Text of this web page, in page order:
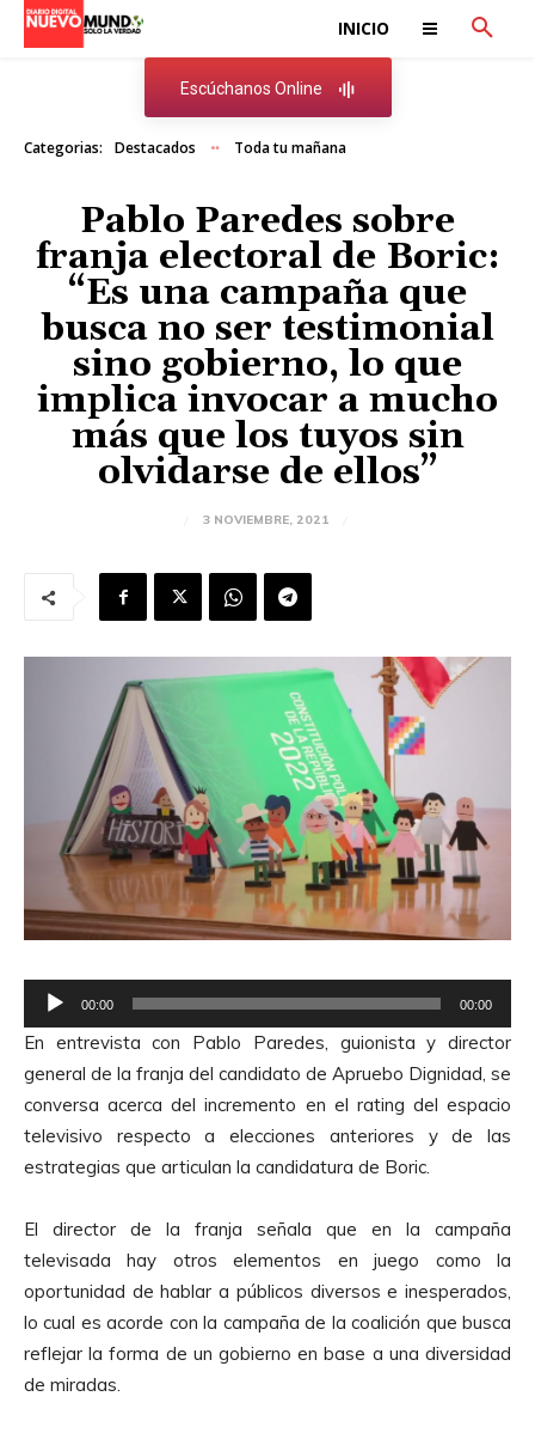
INICIO
Escúchanos Online
Categorias: Destacados Toda tu mañana
Pablo Paredes sobre
franja electoral de Boric:
“Es una campaña que
busca no ser testimonial
sino gobierno, lo que
implica invocar a mucho
más que los tuyos sin
olvidarse de ellos”
3 NOVIEMBRE, 2021
e
p
r
o
d
u
t
o
r
d
e
A
00:00 00:00
En entrevista con Pablo Paredes, guionista y director
general de la franja del candidato de Apruebo Dignidad, se
conversa acerca del incremento en el rating del espacio
televisivo respecto a elecciones anteriores y de las
estrategias que articulan la candidatura de Boric.
El director de la franja señala que en la campaña
televisada hay otros elementos en juego como la
oportunidad de hablar a públicos diversos e inesperados,
lo cual es acorde con la campaña de la coalición que busca
reflejar la forma de un gobierno en base a una diversidad
de miradas.